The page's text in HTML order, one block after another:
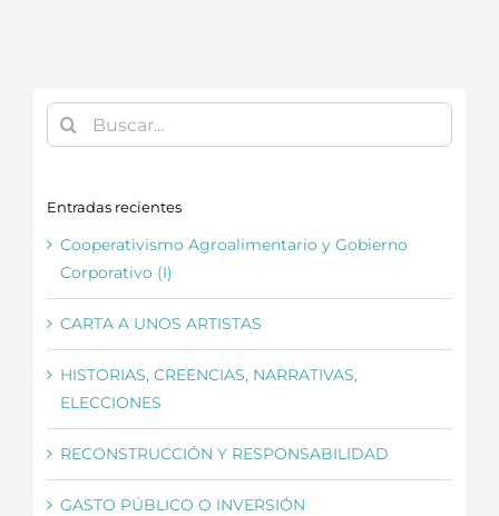
Buscar:
Entradas recientes
Cooperativismo Agroalimentario y Gobierno
Corporativo (I)
CARTA A UNOS ARTISTAS
HISTORIAS, CREENCIAS, NARRATIVAS,
ELECCIONES
RECONSTRUCCIÓN Y RESPONSABILIDAD
GASTO PÚBLICO O INVERSIÓN